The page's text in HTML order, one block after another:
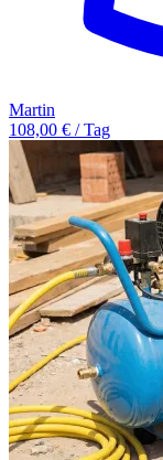
Martin
108,00 € / Tag